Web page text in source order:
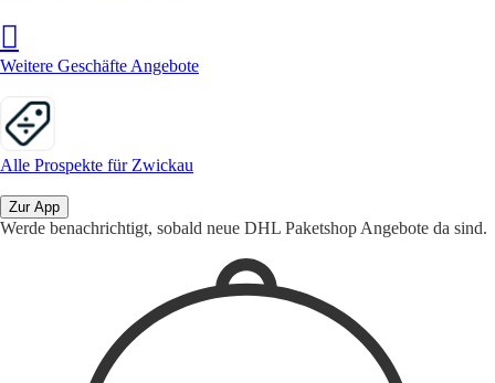
Weitere Geschäfte Angebote
Alle Prospekte für Zwickau
Zur App
Werde benachrichtigt, sobald neue DHL Paketshop Angebote da sind.